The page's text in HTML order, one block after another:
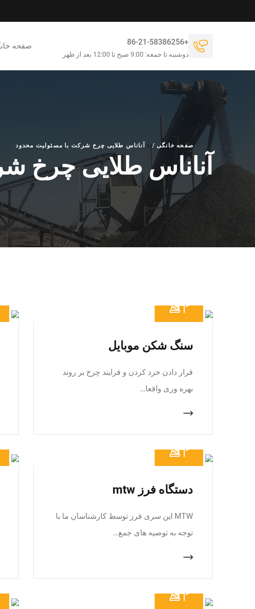
صفحه +86-21-58386256
دوشنبه تا جمعه: 9:00 صبح تا 12:00 بعد از ظهر
صفحه خانگی / آناناس طلایی چرخ شرکت با مسئولیت محدود
آناناس طلایی چرخ
سنگ شکن موبایل
قرار دادن خرد کردن و فرایند چرخ بر روند
بهره وری واقعا…
دستگاه فرز mtw
MTW این سری فرز توسط کارشناسان ما با
توجه به توصیه های جمع…